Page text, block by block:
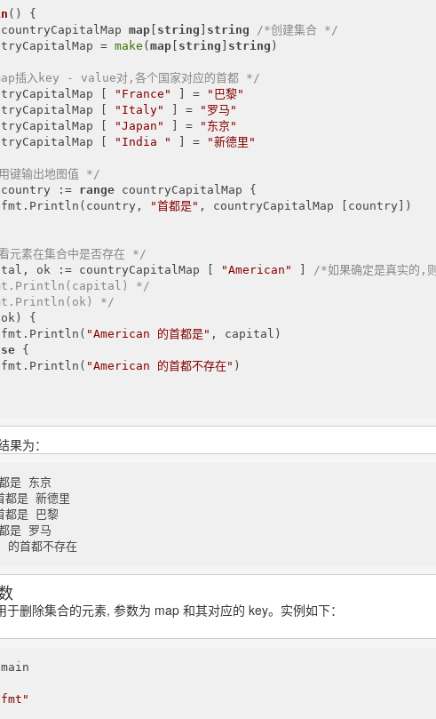
()
{
map[ string ] string
/*创建集合 */
= make (map[ string ] string )
插入key - value对,各个国家对应的首都 */
[
"France" ] =
"巴黎"
[
"Italy" ] =
"罗马"
[
"Japan" ] =
"东京"
[
"India " ] = "新德里"
键输出地图值 */
:= range countryCapitalMap {
"首都是" , countryCapitalMap [country])
元素在集合中是否存在 */
ok := countryCapitalMap [
"American" ]
/*如果确定是真实的,
*/
*/
{
"American 的首都是" , capital)
{
"American 的首都不存在" )
果为：
是 东京
是 新德里
是 巴黎
是 罗马
首都不存在
删除集合的元素, 参数为 map 和其对应的 key。实例如下：